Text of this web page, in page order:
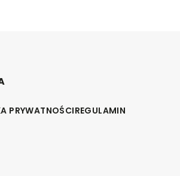
PRYWATNOŚCIREGULAMIN